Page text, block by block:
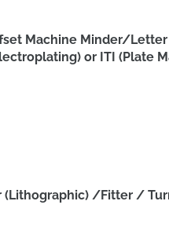
Machine Minder/
or ITI (Plate
(Lithographic) /Fitter /